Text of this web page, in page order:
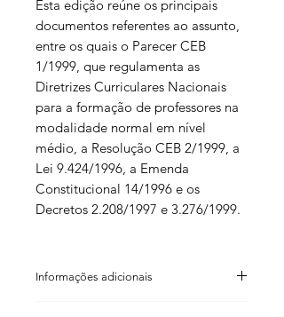
Esta edição reúne os principais
documentos referentes ao assunto,
entre os quais o Parecer CEB
1/1999, que regulamenta as
Diretrizes Curriculares Nacionais
para a formação de professores na
modalidade normal em nível
médio, a Resolução CEB 2/1999, a
Lei 9.424/1996, a Emenda
Constitucional 14/1996 e os
Decretos 2.208/1997 e 3.276/1999.
Informações adicionais